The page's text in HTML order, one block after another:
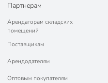
Партнерам
Арендаторам складских
помещений
Поставщикам
Арендодателям
Оптовым покупателям